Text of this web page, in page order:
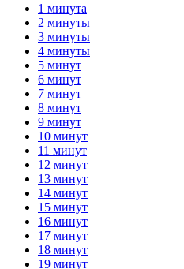
1 минута
2 минуты
3 минуты
4 минуты
5 минут
6 минут
7 минут
8 минут
9 минут
10 минут
11 минут
12 минут
13 минут
14 минут
15 минут
16 минут
17 минут
18 минут
19 минут